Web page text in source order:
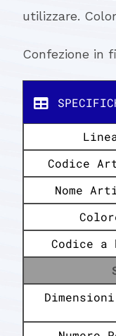
utilizzare.
Confezione in
Codice
Nome
Codice a